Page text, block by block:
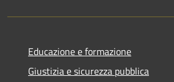
Educazione e formazione
Giustizia e sicurezza pubblica